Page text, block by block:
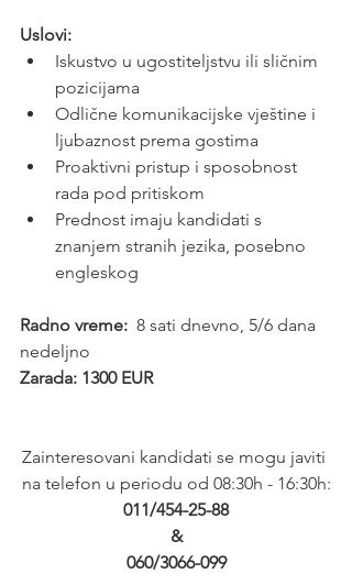
Uslovi:
Iskustvo u ugostiteljstvu ili sličnim
pozicijama
Odlične komunikacijske vještine i
ljubaznost prema gostima
Proaktivni pristup i sposobnost
rada pod pritiskom
Prednost imaju kandidati s
znanjem stranih jezika, posebno
engleskog
Radno vreme: 8 sati dnevno, 5/6 dana
nedeljno
Zarada: 1300 EUR
Zainteresovani kandidati se mogu javiti
na telefon u periodu od 08:30h - 16:30h:
011/454-25-88
&
060/3066-099